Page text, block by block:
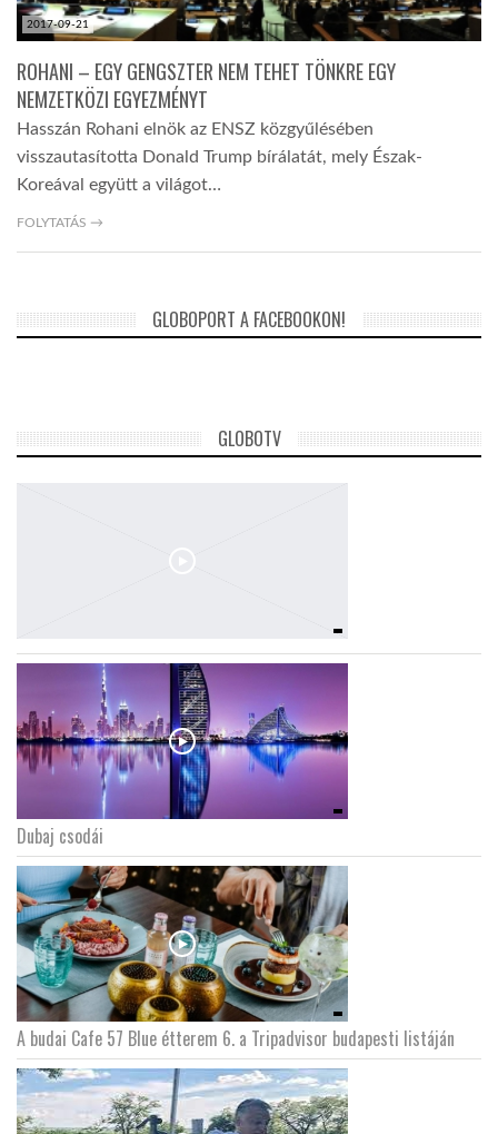
2017-09-21
ROHANI – EGY GENGSZTER NEM TEHET TÖNKRE EGY
NEMZETKÖZI EGYEZMÉNYT
Hasszán Rohani elnök az ENSZ közgyűlésében
visszautasította Donald Trump bírálatát, mely Észak-
Koreával együtt a világot…
FOLYTATÁS →
GLOBOPORT A FACEBOOKON!
GLOBOTV
Dubaj csodái
A budai Cafe 57 Blue étterem 6. a Tripadvisor budapesti listáján